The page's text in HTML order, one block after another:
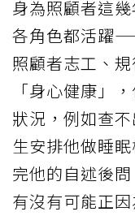
身為照顧者這
各角色都活躍
照顧者志工、
「身心健康」
狀況，例如查
生安排他做睡眠
完他的自述後
有沒有可能正